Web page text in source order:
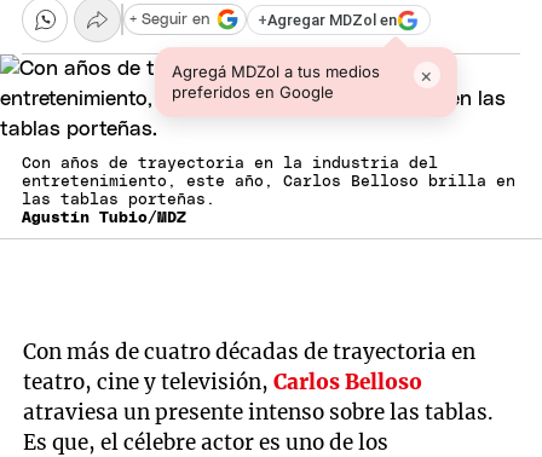
+Agregar MDZol en
Agregá MDZol a tus medios
preferidos en Google
×
+ Seguir en
Con años de trayectoria en la industria del
entretenimiento, este año, Carlos Belloso brilla en
las tablas porteñas.
Agustín Tubio/MDZ
Con más de cuatro décadas de trayectoria en
teatro, cine y televisión,Carlos Belloso
atraviesa un presente intenso sobre las tablas.
Es que, el célebre actor es uno de los